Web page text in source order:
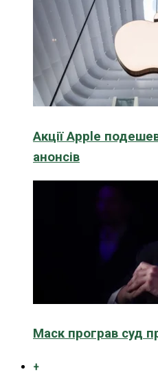
Акції Apple
анонсів
Маск програв суд
+